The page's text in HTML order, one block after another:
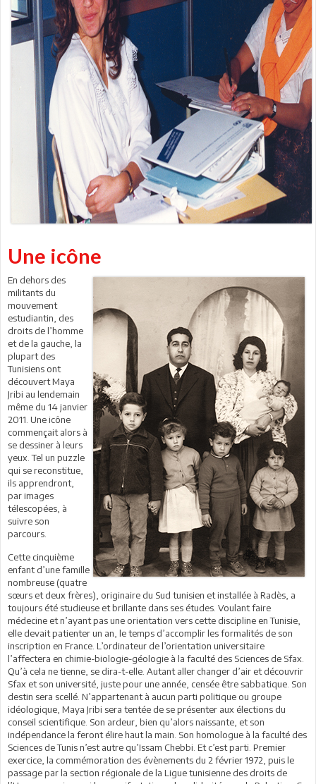
Une icône
En dehors des
militants du
mouvement
estudiantin, des
droits de l’homme
et de la gauche, la
plupart des
Tunisiens ont
découvert Maya
Jribi au lendemain
même du 14 janvier
2011. Une icône
commençait alors à
se dessiner à leurs
yeux. Tel un puzzle
qui se reconstitue,
ils apprendront,
par images
télescopées, à
suivre son
parcours.
Cette cinquième
enfant d’une famille
nombreuse (quatre
sœurs et deux frères), originaire du Sud tunisien et installée à Radès, a
toujours été studieuse et brillante dans ses études. Voulant faire
médecine et n’ayant pas une orientation vers cette discipline en Tunisie,
elle devait patienter un an, le temps d’accomplir les formalités de son
inscription en France. L’ordinateur de l’orientation universitaire
l’affectera en chimie-biologie-géologie à la faculté des Sciences de Sfax.
Qu’à cela ne tienne, se dira-t-elle. Autant aller changer d’air et découvrir
Sfax et son université, juste pour une année, censée être sabbatique. Son
destin sera scellé. N’appartenant à aucun parti politique ou groupe
idéologique, Maya Jribi sera tentée de se présenter aux élections du
conseil scientifique. Son ardeur, bien qu’alors naissante, et son
indépendance la feront élire haut la main. Son homologue à la faculté des
Sciences de Tunis n’est autre qu’Issam Chebbi. Et c’est parti. Premier
exercice, la commémoration des évènements du 2 février 1972, puis le
passage par la section régionale de la Ligue tunisienne des droits de